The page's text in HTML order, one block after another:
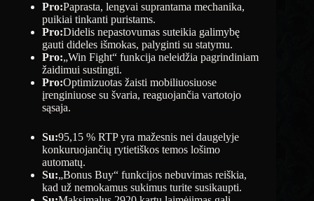
Pro:Paprasta, lengvai suprantama mechanika,
puikiai tinkanti puristams.
Pro:Didelis nepastovumas suteikia galimybę
gauti dideles išmokas, palyginti su statymu.
Pro:„Win Fight“ funkcija neleidžia pagrindiniam
žaidimui sustingti.
Pro:Optimizuotas žaisti mobiliuosiuose
įrenginiuose su švaria, reaguojančia vartotojo
sąsaja.
Su:95,15 % RTP yra mažesnis nei daugelyje
konkuruojančių rytietiškos temos lošimo
automatų.
Su:„Bonus Buy“ funkcijos nebuvimas reiškia,
kad už nemokamus sukimus turite susikaupti.